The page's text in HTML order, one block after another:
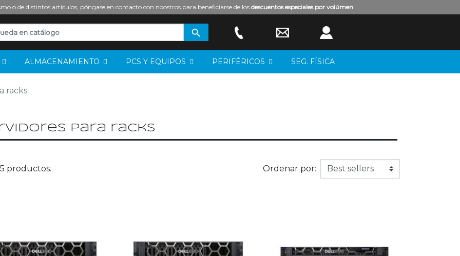
o de distintos artículos, póngase en contacto con noostros para beneficiarse de los descuentos especiales por volúmen

ALMACENAMIENTO PCS Y EQUIPOS PERIFÉRICOS SEG. FÍSICA
racks
para racks
productos. Ordenar por: